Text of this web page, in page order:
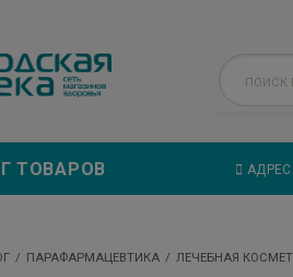
ТОВАРОВ
ПАРАФАРМАЦЕВТИКА ЛЕЧЕБНАЯ